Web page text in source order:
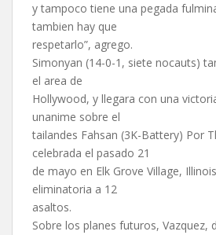
y tampoco tiene una pegada
tambien hay que
respetarlo”, agrego.
Simonyan (14-0-1, siete nocauts)
el area de
Hollywood, y llegara con una
unanime sobre el
tailandes Fahsan (3K-Battery) Por
celebrada el pasado 21
de mayo en Elk Grove Village,
eliminatoria a 12
asaltos.
Sobre los planes futuros, Vazquez,